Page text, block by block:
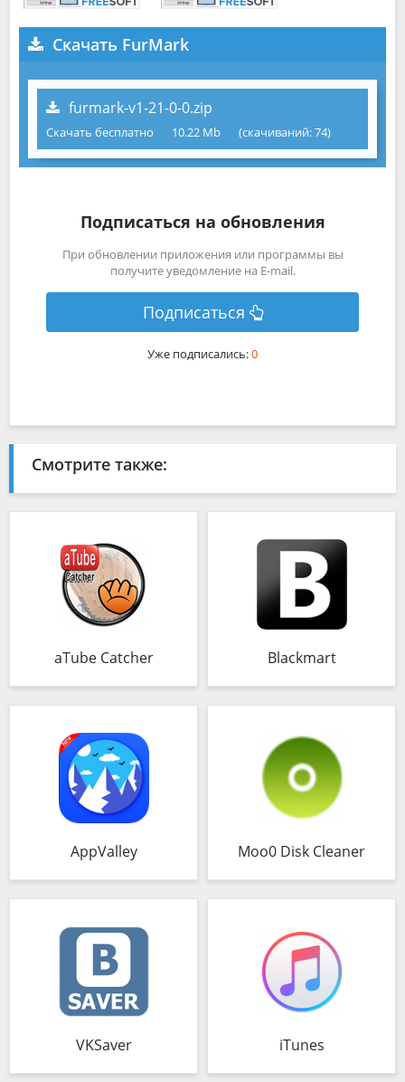
Скачать FurMark
furmark-v1-21-0-0.zip
Скачать бесплатно 10.22 Mb (cкачиваний: 74)
Подписаться на обновления
При обновлении приложения или программы вы
получите уведомление на E-mail.
Подписаться
Уже подписались:0
Смотрите также:
aTube Catcher Blackmart
AppValley Moo0 Disk Cleaner
VKSaver iTunes